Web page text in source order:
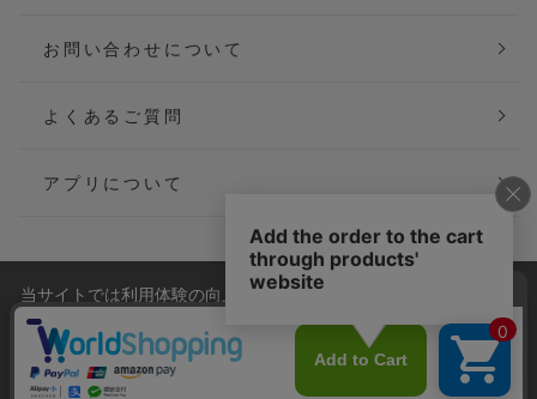
お問い合わせについて
よくあるご質問
アプリについて
会社概要
ご利用規約
個人情報保護方針
当サイトでは利用体験の向上およびコンテンツの最適な提供、ト
ラフィックの分析を目的としてCookieを使用しています。
サイトの閲覧を継続された場合、Cookieの利用に同意したことも
のといたします。